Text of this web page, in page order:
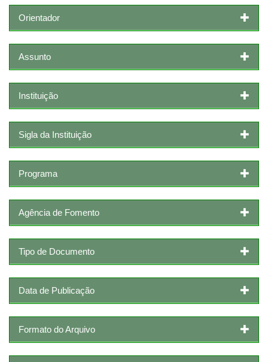
Orientador
Assunto
Instituição
Sigla da Instituição
Programa
Agência de Fomento
Tipo de Documento
Data de Publicação
Formato do Arquivo